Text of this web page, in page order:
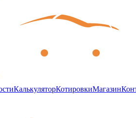
КалькуляторКотировкиМагазин